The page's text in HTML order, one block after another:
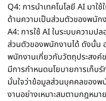
Q4: การนำเทคโนโลยี AI มา
ด้านความเป็นส่วนตัวของพนัก
A4: การใช้ AI ในระบบความ
ส่วนตัวของพนักงานได้ ดังนั้น
พนักงานเกี่ยวกับวัตถุประสงค์ข
มีการกำหนดนโยบายการเก็บรั
มั่นใจว่าข้อมูลส่วนบุคคลของพ
งานอย่างเหมาะสมตามกฎหมา